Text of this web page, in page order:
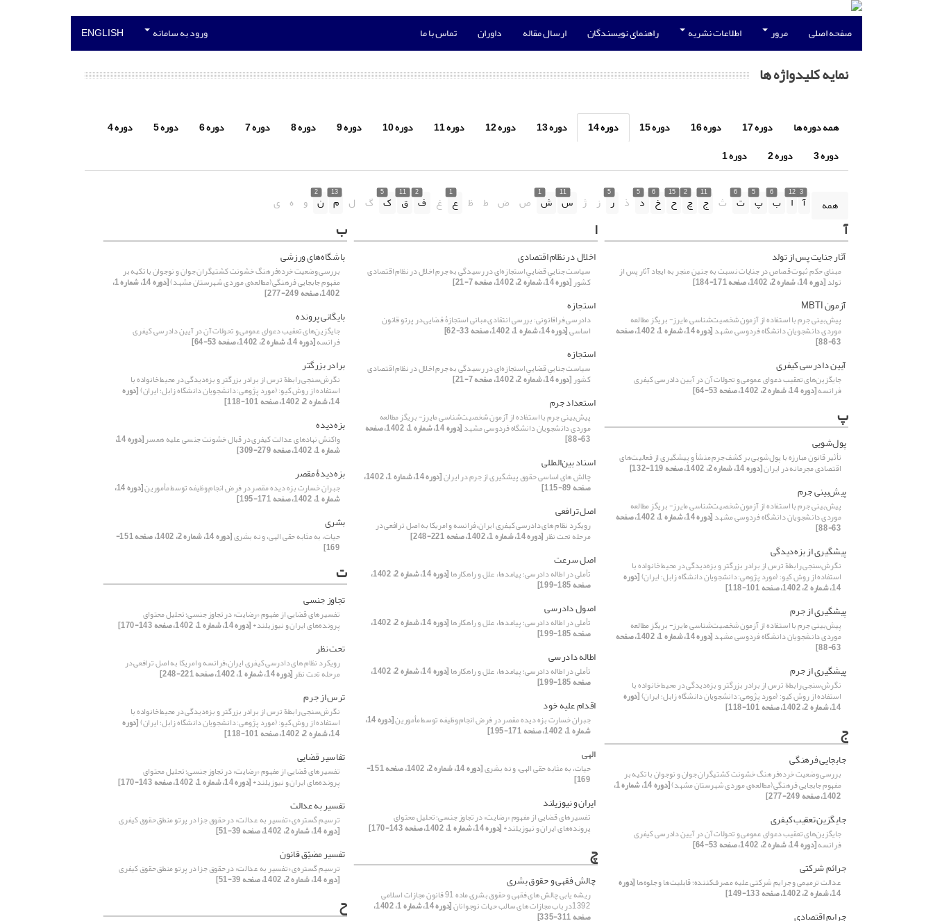
صفحه اصلی مرور اطلاعات نشریه راهنمای نویسندگان ارسال مقاله داوران تماس با ما ورود به سامانه ENGLISH
نمایه کلیدواژه ها
همه دوره ها دوره 17 دوره 16 دوره 15 دوره 14 دوره 13 دوره 12 دوره 11 دوره 10 دوره 9 دوره 8 دوره 7 دوره 6 دوره 5
دوره 4
دوره 3
دوره 2 دوره 1
همه
3
آ
12
ا
6
ب
5
پ
6
ت ث
11
ج
2
چ
15
ح
6
خ
5
د ذ
5
ر ز ژ
11
س
1
ش ص ض ط ظ
1
ع غ
2
ف
11
ق
5
ک گ ل
13
م
2
ن و ه ی
آ
آثار جنایت پس از تولد
مبنای حکم ثبوت قصاص در جنایات نسبت به جنین منجر به ایجاد آثار پس از
تولد[دوره 14، شماره 2، 1402، صفحه 171-184]
آزمون MBTI
پیش‌بینی جرم با استفاده از آزمون شخصیت‌شناسی مایرز- بریگز مطالعه
موردی دانشجویان دانشگاه فردوسی مشهد [دوره 14، شماره 1، 1402، صفحه
63-88]
آیین دادرسی کیفری
جایگزین‌های تعقیب دعوای عمومی و تحولات آن در آیین دادرسی کیفری
فرانسه[دوره 14، شماره 2، 1402، صفحه 53-64]
ا
اخلال در نظام اقتصادی
سیاست جناییِ قضاییِ استجازه‌ای در رسیدگی به جرم اخلال در نظام اقتصادی
کشور[دوره 14، شماره 2، 1402، صفحه 7-21]
استجازه
دادرسی فراقانونی: بررسی انتقادی مبانی استجازۀ قضایی در پرتو قانون
اساسی[دوره 14، شماره 1، 1402، صفحه 33-62]
استجازه
سیاست جناییِ قضاییِ استجازه‌ای در رسیدگی به جرم اخلال در نظام اقتصادی
کشور[دوره 14، شماره 2، 1402، صفحه 7-21]
استعداد جرم
پیش‌بینی جرم با استفاده از آزمون شخصیت‌شناسی مایرز- بریگز مطالعه
موردی دانشجویان دانشگاه فردوسی مشهد [دوره 14، شماره 1، 1402، صفحه
63-88]
اسناد بین‌المللی
چالش های اساسی حقوق پیشگیری از جرم در ایران [دوره 14، شماره 1، 1402،
صفحه 89-115]
اصل‌ ترافعی
رویکرد نظام های دادرسی کیفری ایران،فرانسه و امریکا به اصل ترافعی در
مرحله تحت نظر[دوره 14، شماره 1، 1402، صفحه 221-248]
اصل سرعت
تأملی در اطاله دادرسی؛ پیامد‌ها، علل و راهکار‌ها [دوره 14، شماره 2، 1402،
صفحه 185-199]
اصول دادرسی
تأملی در اطاله دادرسی؛ پیامد‌ها، علل و راهکار‌ها [دوره 14، شماره 2، 1402،
صفحه 185-199]
اطاله دادرسی
تأملی در اطاله دادرسی؛ پیامد‌ها، علل و راهکار‌ها [دوره 14، شماره 2، 1402،
صفحه 185-199]
اقدام علیه خود
جبران خسارت بزه دیده مقصر در فرض انجام وظیفه توسط مأمورین [دوره 14،
شماره 1، 1402، صفحه 171-195]
الهی
حیات، به مثابه حقی الهی، و نه بشری [دوره 14، شماره 2، 1402، صفحه 151-
169]
ایران و نیوزیلند
تفسیرهای قضایی از مفهوم «رضایت» در تجاوز جنسی؛ تحلیل محتوای
پرونده‌های ایران و نیوزیلند*[دوره 14، شماره 1، 1402، صفحه 143-170]
ب
باشگاه‌های ورزشی
بررسی وضعیت خرده‌فرهنگ خشونت کشتیگران جوان و نوجوان با تکیه بر
مفهوم جابجایی فرهنگی(مطالعه‌ی موردی شهرستان مشهد) [دوره 14، شماره 1،
1402، صفحه 249-277]
بایگانی پرونده
جایگزین‌های تعقیب دعوای عمومی و تحولات آن در آیین دادرسی کیفری
فرانسه[دوره 14، شماره 2، 1402، صفحه 53-64]
برادر بزرگتر
نگرش‌سنجی رابطة ترس از برادر بزرگتر و بزه‌دیدگی در محیط خانواده با
استفاده از روش کیو: (مورد پژوهی: دانشجویان دانشگاه زابل؛ ایران)[دوره
14، شماره 2، 1402، صفحه 101-118]
بزه‌دیده
واکنش نهادهای عدالت کیفری در قبال خشونت جنسی علیه همسر [دوره 14،
شماره 1، 1402، صفحه 279-309]
بزه‌دیدۀ مقصر
جبران خسارت بزه دیده مقصر در فرض انجام وظیفه توسط مأمورین [دوره 14،
شماره 1، 1402، صفحه 171-195]
بشری
حیات، به مثابه حقی الهی، و نه بشری [دوره 14، شماره 2، 1402، صفحه 151-
169]
پ
پول‌شویی
تأثیر قانون مبارزه با پول‌شویی بر کشف جرم منشأ و پیشگیری از فعالیت‌های
اقتصادی مجرمانه در ایران[دوره 14، شماره 2، 1402، صفحه 119-132]
پیش‌بینی جرم
پیش‌بینی جرم با استفاده از آزمون شخصیت‌شناسی مایرز- بریگز مطالعه
موردی دانشجویان دانشگاه فردوسی مشهد [دوره 14، شماره 1، 1402، صفحه
63-88]
پیشگیری از بزه‌دیدگی
نگرش‌سنجی رابطة ترس از برادر بزرگتر و بزه‌دیدگی در محیط خانواده با
استفاده از روش کیو: (مورد پژوهی: دانشجویان دانشگاه زابل؛ ایران)[دوره
14، شماره 2، 1402، صفحه 101-118]
پیشگیری از جرم
پیش‌بینی جرم با استفاده از آزمون شخصیت‌شناسی مایرز- بریگز مطالعه
موردی دانشجویان دانشگاه فردوسی مشهد [دوره 14، شماره 1، 1402، صفحه
63-88]
پیشگیری از جرم
نگرش‌سنجی رابطة ترس از برادر بزرگتر و بزه‌دیدگی در محیط خانواده با
استفاده از روش کیو: (مورد پژوهی: دانشجویان دانشگاه زابل؛ ایران)[دوره
14، شماره 2، 1402، صفحه 101-118]
ت
تجاوز جنسی
تفسیرهای قضایی از مفهوم «رضایت» در تجاوز جنسی؛ تحلیل محتوای
پرونده‌های ایران و نیوزیلند*[دوره 14، شماره 1، 1402، صفحه 143-170]
تحت‌ نظر
رویکرد نظام های دادرسی کیفری ایران،فرانسه و امریکا به اصل ترافعی در
مرحله تحت نظر[دوره 14، شماره 1، 1402، صفحه 221-248]
ترس از جرم
نگرش‌سنجی رابطة ترس از برادر بزرگتر و بزه‌دیدگی در محیط خانواده با
استفاده از روش کیو: (مورد پژوهی: دانشجویان دانشگاه زابل؛ ایران)[دوره
14، شماره 2، 1402، صفحه 101-118]
تفاسیر قضایی
تفسیرهای قضایی از مفهوم «رضایت» در تجاوز جنسی؛ تحلیل محتوای
پرونده‌های ایران و نیوزیلند*[دوره 14، شماره 1، 1402، صفحه 143-170]
تفسیر به عدالت
ترسیم گستره‌ی «تفسیر به عدالت» در حقوق جزا در پرتو منطق حقوق کیفری
[دوره 14، شماره 2، 1402، صفحه 39-51]
تفسیر مضیّق قانون
ترسیم گستره‌ی «تفسیر به عدالت» در حقوق جزا در پرتو منطق حقوق کیفری
[دوره 14، شماره 2، 1402، صفحه 39-51]
ج
جابجایی فرهنگی
بررسی وضعیت خرده‌فرهنگ خشونت کشتیگران جوان و نوجوان با تکیه بر
مفهوم جابجایی فرهنگی(مطالعه‌ی موردی شهرستان مشهد) [دوره 14، شماره 1،
1402، صفحه 249-277]
جایگزین تعقیب کیفری
جایگزین‌های تعقیب دعوای عمومی و تحولات آن در آیین دادرسی کیفری
فرانسه[دوره 14، شماره 2، 1402، صفحه 53-64]
جرائم شرکتی
عدالت ترمیمی و جرایم شرکتی علیه مصرف‌کننده؛ قابلیت‌ها و جلوه‌ها[دوره
14، شماره 2، 1402، صفحه 133-149]
جرایم اقتصادی
چ
چالش فقهی و حقوق بشری
ریشه یابی چالش های فقهی و حقوق بشری ماده 91 قانون مجازات اسلامی
1392در باب مجازات های سالب حیات نوجوانان [دوره 14، شماره 1، 1402،
صفحه 311-335] ح